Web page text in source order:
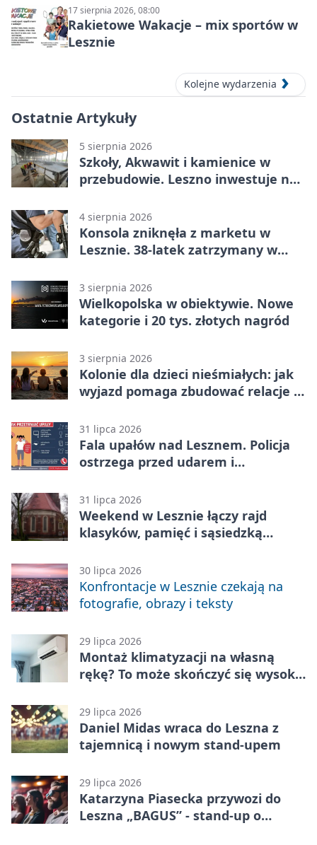
17 sierpnia 2026, 08:00
Rakietowe Wakacje – mix sportów w
Lesznie
Kolejne wydarzenia
Ostatnie Artykuły
5 sierpnia 2026
Szkoły, Akwawit i kamienice w
przebudowie. Leszno inwestuje na
4 sierpnia 2026
Konsola zniknęła z marketu w
Lesznie. 38-latek zatrzymany w
3 sierpnia 2026
Wielkopolska w obiektywie. Nowe
kategorie i 20 tys. złotych nagród
3 sierpnia 2026
Kolonie dla dzieci nieśmiałych: jak
wyjazd pomaga zbudować relacje z
31 lipca 2026
Fala upałów nad Lesznem. Policja
ostrzega przed udarem i
31 lipca 2026
Weekend w Lesznie łączy rajd
klasyków, pamięć i sąsiedzką
30 lipca 2026
Konfrontacje w Lesznie czekają na
fotografie, obrazy i teksty
29 lipca 2026
Montaż klimatyzacji na własną
rękę? To może skończyć się wysoką
29 lipca 2026
Daniel Midas wraca do Leszna z
tajemnicą i nowym stand-upem
29 lipca 2026
Katarzyna Piasecka przywozi do
Leszna „BAGUS” - stand-up o